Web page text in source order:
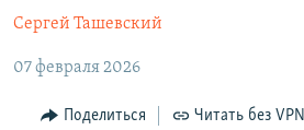
Вернутся
навигации
МНЕНИЯ
КУЛЬТУРА
IDEL.РЕАЛИИ
Сергей Ташевский
07 февраля 2026
Поделиться Читать без VPN